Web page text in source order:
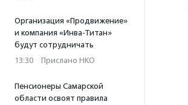
Организация «Продвижение»
и компания «Инва-Титан»
будут сотрудничать
13:30 · Прислано НКО
Пенсионеры Самарской
области освоят правила